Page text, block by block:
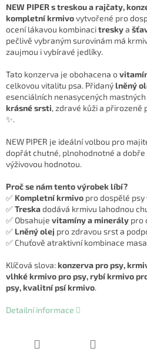
NEW PIPER s treskou a rajčaty,
kompletní krmivovytvořené pro
ocení lákavou kombinacitreskya
pečlivě vybraným surovinám má
zaujmou i vybíravé jedlíky.
Tato konzerva je obohacena o
celkovou vitalitu psa. Přidanýlněný
esenciálních nenasycených
krásné srsti, zdravé kůži a přirozeně
✨.
NEW PIPER je ideální volbou pro
dopřát chutné, plnohodnotné a
výživovou hodnotou.
Proč se nám tento výrobek líbí?
✅ Kompletní krmivo pro dospělé psy
✅Treskadodává krmivu lahodnou
✅ Obsahuje vitamíny a minerály pro
✅ Lněný olej pro zdravou srst a
✅ Chuťově atraktivní kombinace
Klíčová slova:konzerva pro psy,
vlhké krmivo pro psy, rybí krmivo
psy, kvalitní psí krmivo.
Detailní informace